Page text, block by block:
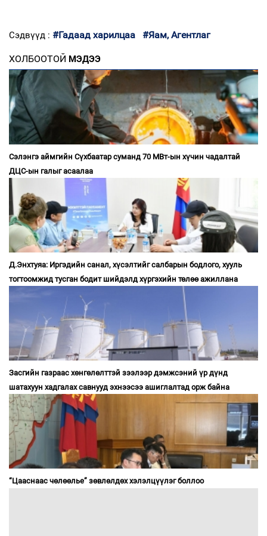
Сэдвүүд : #Гадаад харилцаа #Яам, Агентлаг
ХОЛБООТОЙ МЭДЭЭ
Сэлэнгэ аймгийн Сүхбаатар суманд 70 МВт-ын хүчин чадалтай
ДЦС-ын галыг асаалаа
Д.Энхтуяа: Иргэдийн санал, хүсэлтийг салбарын бодлого, хууль
тогтоомжид тусган бодит шийдэлд хүргэхийн төлөө ажиллана
Засгийн газраас хөнгөлөлттэй зээлээр дэмжсэний үр дүнд
шатахуун хадгалах савнууд эхнээсээ ашиглалтад орж байна
“Цааснаас чөлөөлье” зөвлөлдөх хэлэлцүүлэг боллоо